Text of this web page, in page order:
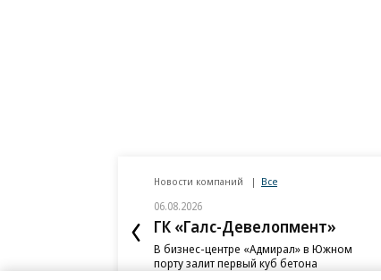
Новости компаний Все
06.08.2026
ГК «Галс-Девелопмент»
В бизнес-центре «Адмирал» в Южном
порту залит первый куб бетона